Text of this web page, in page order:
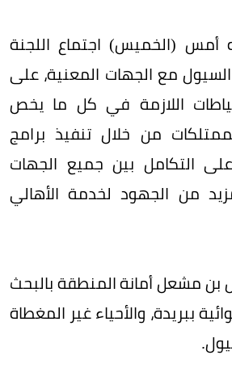
أمس (الخميس) اجتماع اللجنة
السيول مع الجهات المعنية، على
اللازمة في كل ما يخص
من خلال تنفيذ برامج
التكامل بين جميع الجهات
من الجهود لخدمة الأهالي
بن مشعل أمانة المنطقة بالبحث
ببريدة، والأحياء غير المغطاة